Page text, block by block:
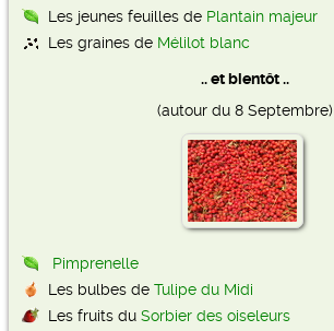
Les jeunes feuilles de Plantain majeur
Les graines de Mélilot blanc
.. et bientôt ..
(autour du 8 Septembre)
Pimprenelle
Les bulbes de Tulipe du Midi
Les fruits du Sorbier des oiseleurs